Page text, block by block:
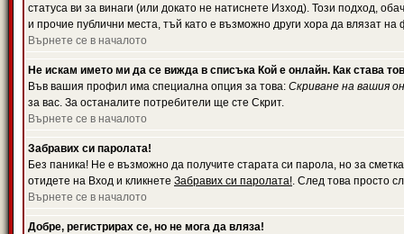
статуса ви за винаги (или докато не натиснете Изход). Този подход,
и прочие публични места, тъй като е възможно други хора да влязат
Върнете се в началото
Не искам името ми да се вижда в списъка Кой е онлайн. Как става
Във вашия профил има специална опция за това: Скриване на вашия
за вас. За останалите потребители ще сте Скрит.
Върнете се в началото
Забравих си паролата!
Без паника! Не е възможно да получите старата си парола, но за
отидете на Вход и кликнете Забравих си паролата!. След това просто
Върнете се в началото
Добре, регистрирах се, но не мога да вляза!